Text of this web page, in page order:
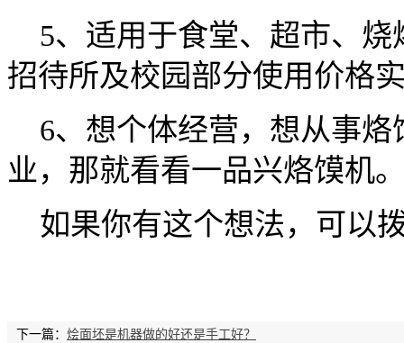
5、适用于食堂、超市、烧
招待所及校园部分使用价格
6、想个体经营，想从事烙
业，那就看看一品兴烙馍机
如果你有这个想法，可以
下一篇： 烩面坯是机器做的好还是手工好？